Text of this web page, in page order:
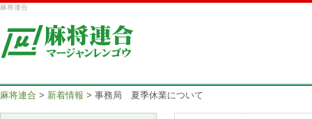
麻将連合
麻将連合 > 新着情報 > 事務局 夏季休業について